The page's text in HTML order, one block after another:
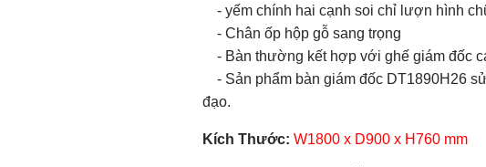
- yếm chính hai cạnh soi chỉ lượn hình
- Chân ốp hộp gỗ sang trọng
- Bàn thường kết hợp với ghế giám đốc
- Sản phẩm bàn giám đốc DT1890H26
đạo.
Kích Thước: W1800 x D900 x H760 mm